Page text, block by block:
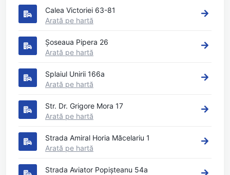
Calea Victoriei 63-81
Arată pe hartă
Șoseaua Pipera 26
Arată pe hartă
Splaiul Unirii 166a
Arată pe hartă
Str. Dr. Grigore Mora 17
Arată pe hartă
Strada Amiral Horia Măcelariu 1
Arată pe hartă
Strada Aviator Popișteanu 54a